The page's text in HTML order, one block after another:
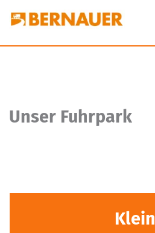
Unser Fuhrpark
Klein